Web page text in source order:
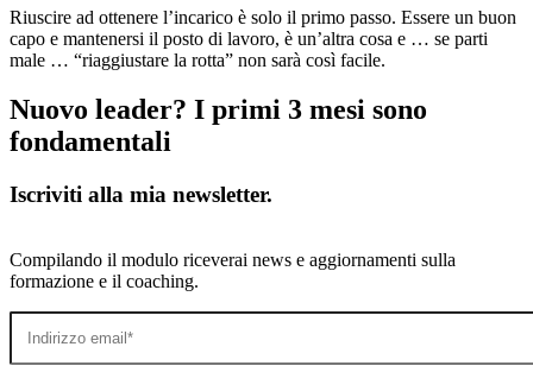
Riuscire ad ottenere l’incarico è solo il primo passo. Essere un buon
capo e mantenersi il posto di lavoro, è un’altra cosa e … se parti
male … “riaggiustare la rotta” non sarà così facile.
Nuovo leader? I primi 3 mesi sono
fondamentali
Iscriviti alla mia newsletter.
Compilando il modulo riceverai news e aggiornamenti sulla
formazione e il coaching.